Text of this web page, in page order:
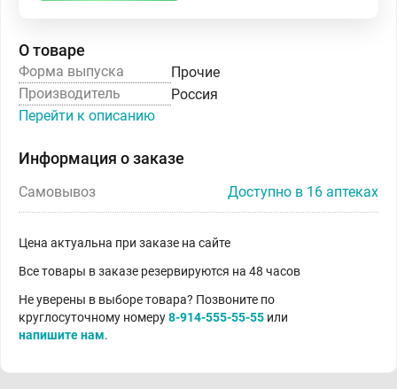
О товаре
Форма выпуска
Прочие
Производитель
Россия
Перейти к описанию
Информация о заказе
Самовывоз Доступно в 16 аптеках
Цена актуальна при заказе на сайте
Все товары в заказе резервируются на 48 часов
Не уверены в выборе товара? Позвоните по
круглосуточному номеру8-914-555-55-55 или
напишите нам.